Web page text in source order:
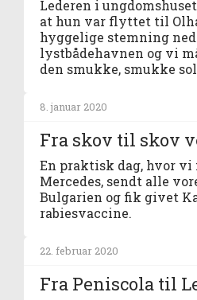
Lederen i
at hun var flyttet til
hyggelige stemning
lystbådehavnen og vi
den smukke, smukke
8. januar 2020
Fra skov til skov
En praktisk dag, hvor vi
Mercedes, sendt alle
Bulgarien og fik givet
rabiesvaccine.
22. februar 2020
Fra Peniscola til